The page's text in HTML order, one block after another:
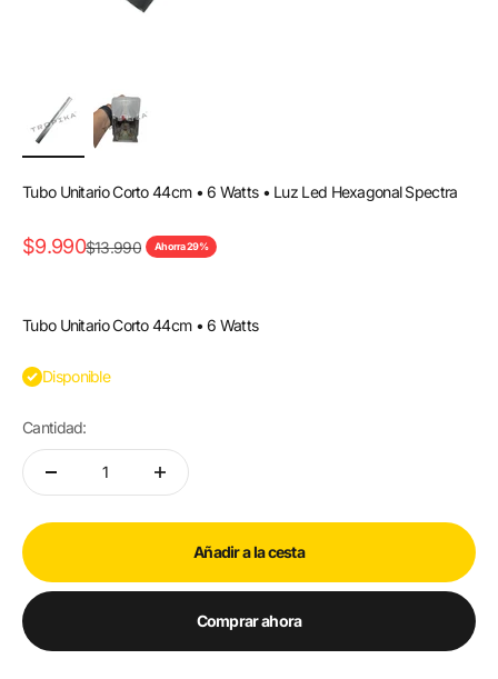
Tubo Unitario Corto 44cm • 6 Watts • Luz Led Hexagonal Spectra
Precio de oferta
$9.990Precio normal
$13.990 Ahorra 29%
Tubo Unitario Corto 44cm • 6 Watts
Disponible
Cantidad:
Añadir a la cesta
Comprar ahora